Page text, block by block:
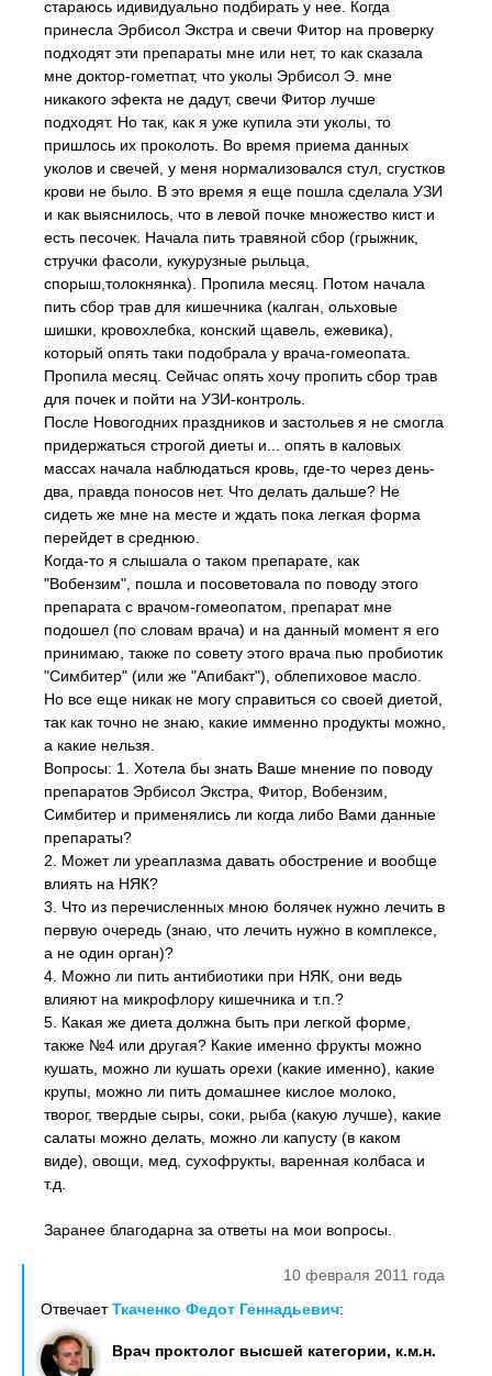
стараюсь идивидуально подбирать у нее. Когда
принесла Эрбисол Экстра и свечи Фитор на проверку
подходят эти препараты мне или нет, то как сказала
мне доктор-гометпат, что уколы Эрбисол Э. мне
никакого эфекта не дадут, свечи Фитор лучше
подходят. Но так, как я уже купила эти уколы, то
пришлось их проколоть. Во время приема данных
уколов и свечей, у меня нормализовался стул, сгустков
крови не было. В это время я еще пошла сделала УЗИ
и как выяснилось, что в левой почке множество кист и
есть песочек. Начала пить травяной сбор (грыжник,
стручки фасоли, кукурузные рыльца,
спорыш,толокнянка). Пропила месяц. Потом начала
пить сбор трав для кишечника (калган, ольховые
шишки, кровохлебка, конский щавель, ежевика),
который опять таки подобрала у врача-гомеопата.
Пропила месяц. Сейчас опять хочу пропить сбор трав
для почек и пойти на УЗИ-контроль.
После Новогодних праздников и застольев я не смогла
придержаться строгой диеты и... опять в каловых
массах начала наблюдаться кровь, где-то через день-
два, правда поносов нет. Что делать дальше? Не
сидеть же мне на месте и ждать пока легкая форма
перейдет в среднюю.
Когда-то я слышала о таком препарате, как
"Вобензим", пошла и посоветовала по поводу этого
препарата с врачом-гомеопатом, препарат мне
подошел (по словам врача) и на данный момент я его
принимаю, также по совету этого врача пью пробиотик
"Симбитер" (или же "Апибакт"), облепиховое масло.
Но все еще никак не могу справиться со своей диетой,
так как точно не знаю, какие имменно продукты можно,
а какие нельзя.
Вопросы: 1. Хотела бы знать Ваше мнение по поводу
препаратов Эрбисол Экстра, Фитор, Вобензим,
Симбитер и применялись ли когда либо Вами данные
препараты?
2. Может ли уреаплазма давать обострение и вообще
влиять на НЯК?
3. Что из перечисленных мною болячек нужно лечить в
первую очередь (знаю, что лечить нужно в комплексе,
а не один орган)?
4. Можно ли пить антибиотики при НЯК, они ведь
влияют на микрофлору кишечника и т.п.?
5. Какая же диета должна быть при легкой форме,
также №4 или другая? Какие именно фрукты можно
кушать, можно ли кушать орехи (какие именно), какие
крупы, можно ли пить домашнее кислое молоко,
творог, твердые сыры, соки, рыба (какую лучше), какие
салаты можно делать, можно ли капусту (в каком
виде), овощи, мед, сухофрукты, варенная колбаса и
т.д.
Заранее благодарна за ответы на мои вопросы.
10 февраля 2011 года
ОтвечаетТкаченко Федот Геннадьевич:
Врач проктолог высшей категории, к.м.н.